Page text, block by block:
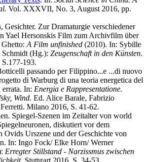
. Vol. XXXVII, No. 3, August 2016, pp.
Gesichter. Zur Dramaturgie verschiedener
Yael Hersonskis Film zum Archivfilm über
Ghetto: A Film unfinished (2010). In: Sybille
(Hg.): Zeugenschaft in den Künsten.
193.
passando per Filippino...e ...di nuovo
di Warburg di una teoria energetica del
errata. In: Energia e Rappresentatione.
Wind. Ed. Alice Barale, Fabrizio
Milano 2016, S. 41-62.
Spiegel-Szenen im Zeitalter von world
diskutiert vor dem
Ovids Urszene und der Geschichte von
In: Ingo Fock/ Elke Horn/ Werner
Erregter Stillstand - Narzissmus zwischen
Stuttgart 2016, S. 34-53.